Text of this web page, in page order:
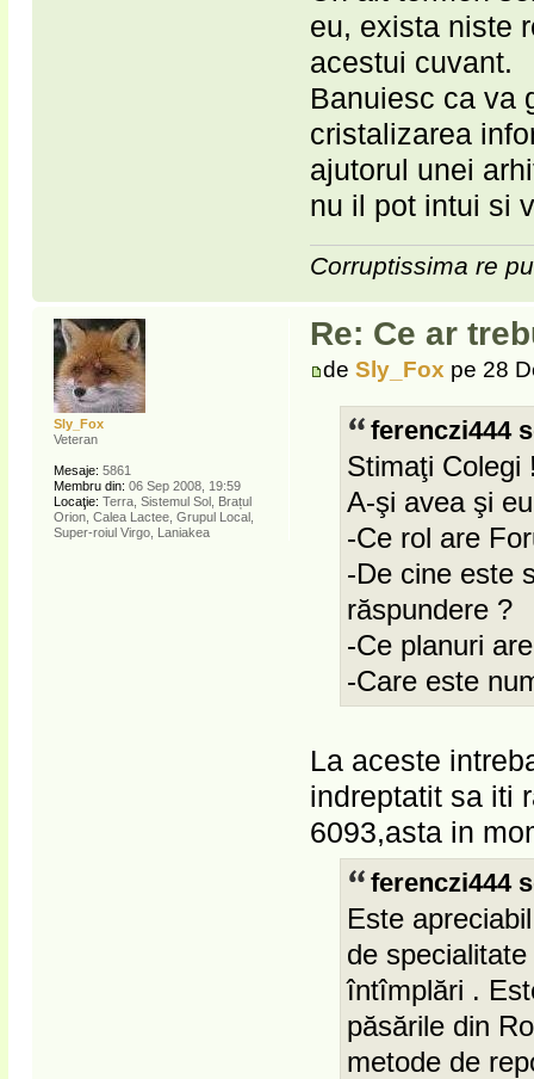
eu, exista niste
acestui cuvant.
Banuiesc ca va
cristalizarea
ajutorul unei
nu il pot intui si
Corruptissima re
Re: Ce ar
deSly_Fox pe 28
ferenczi444
Stimaţi Colegi
A-şi avea şi
-Ce rol are
-De cine este
răspundere ?
-Ce planuri
-Care este
La aceste
indreptatit sa iti
6093,asta in
ferenczi444
Este
de
întîmplări .
păsările din
metode de
Sly_Fox
Veteran
Mesaje: 5861
Membru din: 06 Sep 2008, 19:59
Locaţie: Terra, Sistemul Sol, Brațul
Orion, Calea Lactee, Grupul Local,
Super-roiul Virgo, Laniakea